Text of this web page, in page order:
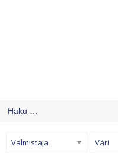
Valmistaja Väri